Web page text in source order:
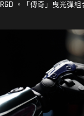
RGD 。「傳奇」曳光彈